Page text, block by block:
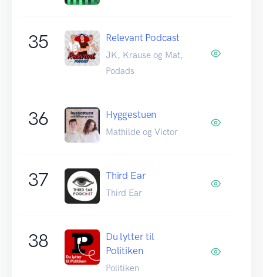
35 Relevant Podcast
JK, Krause og Mat,
Podads
36 Hyggestuen
Mathilde og Victor
37 Third Ear
Third Ear
38
Du lytter til
Politiken
Politiken